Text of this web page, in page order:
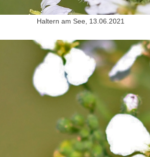
Haltern am See, 13.06.2021